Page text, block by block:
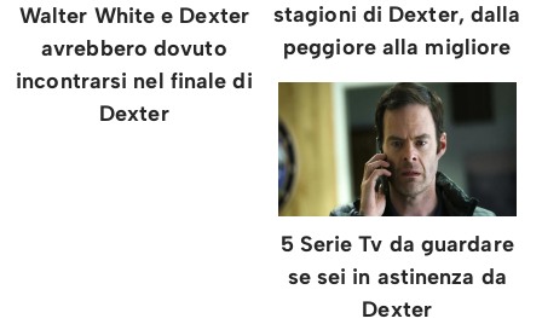
Walter White e Dexter
avrebbero dovuto
incontrarsi nel finale di
Dexter
stagioni di Dexter, dalla
peggiore alla migliore
5 Serie Tv da guardare
se sei in astinenza da
Dexter